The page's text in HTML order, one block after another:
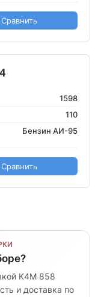
Сравнить
1598
110
Бензин АИ-95
Сравнить
K4M 858
и доставка по